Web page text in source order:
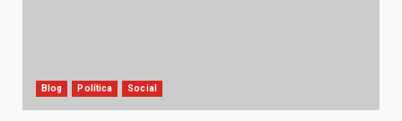
Blog Política Social